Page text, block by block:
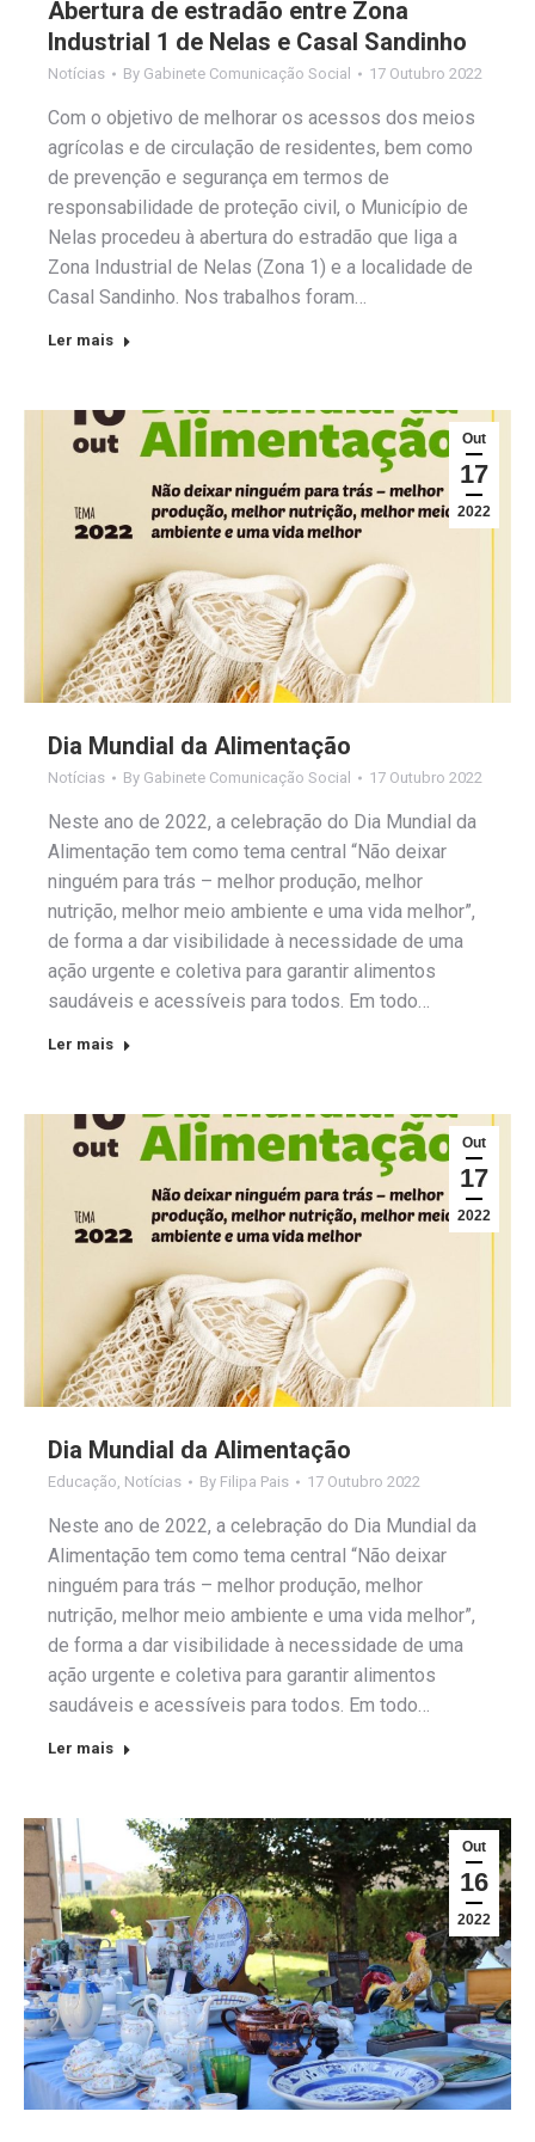
Abertura de estradão entre Zona
Industrial 1 de Nelas e Casal Sandinho
Notícias By Gabinete Comunicação Social 17 Outubro 2022
Com o objetivo de melhorar os acessos dos meios
agrícolas e de circulação de residentes, bem como
de prevenção e segurança em termos de
responsabilidade de proteção civil, o Município de
Nelas procedeu à abertura do estradão que liga a
Zona Industrial de Nelas (Zona 1) e a localidade de
Casal Sandinho. Nos trabalhos foram…
Ler mais
Out
17
2022
Dia Mundial da Alimentação
Notícias By Gabinete Comunicação Social 17 Outubro 2022
Neste ano de 2022, a celebração do Dia Mundial da
Alimentação tem como tema central “Não deixar
ninguém para trás – melhor produção, melhor
nutrição, melhor meio ambiente e uma vida melhor”,
de forma a dar visibilidade à necessidade de uma
ação urgente e coletiva para garantir alimentos
saudáveis e acessíveis para todos. Em todo…
Ler mais
Out
17
2022
Dia Mundial da Alimentação
Educação Notícias By Filipa Pais 17 Outubro 2022
Neste ano de 2022, a celebração do Dia Mundial da
Alimentação tem como tema central “Não deixar
ninguém para trás – melhor produção, melhor
nutrição, melhor meio ambiente e uma vida melhor”,
de forma a dar visibilidade à necessidade de uma
ação urgente e coletiva para garantir alimentos
saudáveis e acessíveis para todos. Em todo…
Ler mais
Out
16
2022